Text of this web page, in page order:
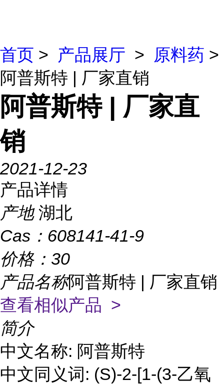
首页 > 产品展厅 > 原料药 >
阿普斯特 | 厂家直销
阿普斯特 | 厂家直
销
2021-12-23
产品详情
产地 湖北
Cas： 608141-41-9
价格： 30
产品名称阿普斯特 | 厂家直销
查看相似产品 >
简介
中文名称: 阿普斯特
中文同义词: (S)-2-[1-(3-乙氧